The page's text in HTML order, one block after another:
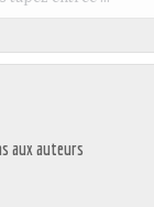
aux auteurs